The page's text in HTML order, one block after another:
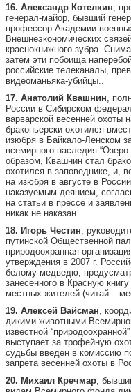
16. Александр Котелкин,
генерал-майор, бывший
профессор Академии
Внешнеэкономических
краснокнижного зубра.
затем эти побоища
российские телеканалы,
видеоманьяка-убийцы..
17. Анатолий Квашнин,
России в Сибирском
варварской весенней охоты
браконьерски охотился
изюбря в Байкало-Ленском
всемирного наследия
образом, Квашнин стал
охотился в заповеднике, и,
на изюбря в августе в
наказуемым деянием,
на статьи в прессе и
никак не наказан.
18. Игорь Честин,
путинской Общественной
природоохранная
утверждения в 2007 г.
белому медведю,
занесенного в Красную
местных жителей (читай –
19. Алексей Вайсман,
дикими животными
известной
выступает за трофейную
судьбы введен в комиссию
запрета весенней охоты в
20. Михаил Кречмар,